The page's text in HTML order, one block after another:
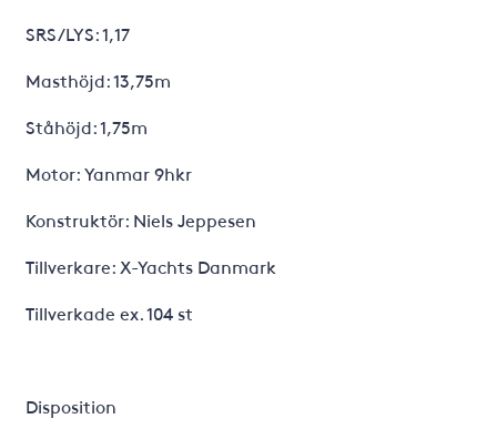
SRS/LYS: 1,17
Masthöjd: 13,75m
Ståhöjd: 1,75m
Motor: Yanmar 9hkr
Konstruktör: Niels Jeppesen
Tillverkare: X-Yachts Danmark
Tillverkade ex. 104 st
Disposition